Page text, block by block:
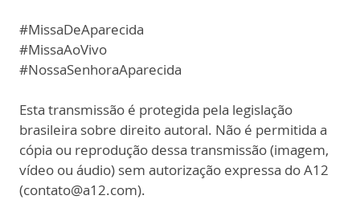
#MissaDeAparecida
#MissaAoVivo
#NossaSenhoraAparecida
Esta transmissão é protegida pela legislação
brasileira sobre direito autoral. Não é permitida a
cópia ou reprodução dessa transmissão (imagem,
vídeo ou áudio) sem autorização expressa do A12
(contato@a12.com).